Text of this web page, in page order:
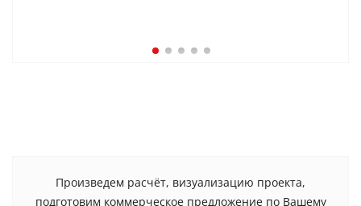
Произведем расчёт, визуализацию проекта,
подготовим коммерческое предложение по Вашему